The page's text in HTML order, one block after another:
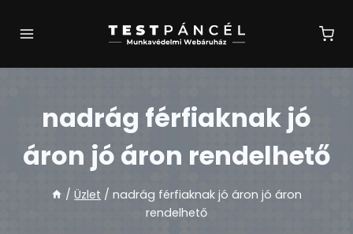
nadrág férfiaknak jó
áron jó áron rendelhető
/ Üzlet / nadrág férfiaknak jó áron jó áron
rendelhető